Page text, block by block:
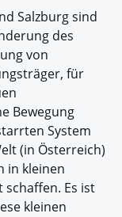
Salzburg sind
des
von
für
Bewegung
System
(in Österreich)
in kleinen
Es ist
kleinen